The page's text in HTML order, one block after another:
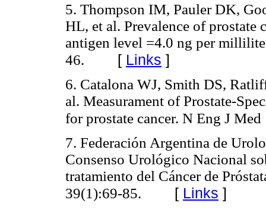
5. Thompson IM, Pauler DK,
HL, et al. Prevalence of prostate
antigen level =4.0 ng per
46. [ Links ]
6. Catalona WJ, Smith DS,
al. Measurament of Prostate-
for prostate cancer. N Eng J
7. Federación Argentina de
Consenso Urológico Nacional
tratamiento del Cáncer de
39(1):69-85. [ Links ]